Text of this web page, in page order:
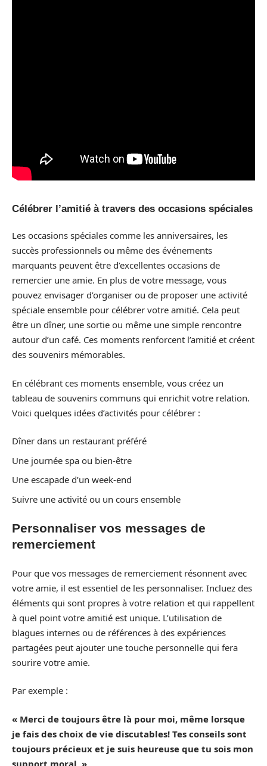
Célébrer l’amitié à travers des occasions spéciales
Les occasions spéciales comme les anniversaires, les
succès professionnels ou même des événements
marquants peuvent être d’excellentes occasions de
remercier une amie. En plus de votre message, vous
pouvez envisager d’organiser ou de proposer une activité
spéciale ensemble pour célébrer votre amitié. Cela peut
être un dîner, une sortie ou même une simple rencontre
autour d’un café. Ces moments renforcent l’amitié et créent
des souvenirs mémorables.
En célébrant ces moments ensemble, vous créez un
tableau de souvenirs communs qui enrichit votre relation.
Voici quelques idées d’activités pour célébrer :
Dîner dans un restaurant préféré
Une journée spa ou bien-être
Une escapade d’un week-end
Suivre une activité ou un cours ensemble
Personnaliser vos messages de
remerciement
Pour que vos messages de remerciement résonnent avec
votre amie, il est essentiel de les personnaliser. Incluez des
éléments qui sont propres à votre relation et qui rappellent
à quel point votre amitié est unique. L’utilisation de
blagues internes ou de références à des expériences
partagées peut ajouter une touche personnelle qui fera
sourire votre amie.
Par exemple :
« Merci de toujours être là pour moi, même lorsque
je fais des choix de vie discutables! Tes conseils sont
toujours précieux et je suis heureuse que tu sois mon
support moral. »